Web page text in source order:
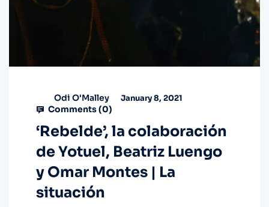
Odi O'Malley January 8, 2021
Comments (0)
‘Rebelde’, la colaboración
de Yotuel, Beatriz Luengo
y Omar Montes | La
situación